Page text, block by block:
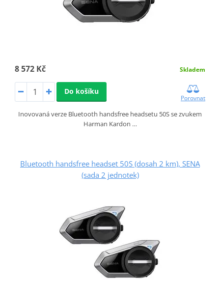
8 572 Kč Skladem
Do košíku
Porovnat
Inovovaná verze Bluetooth handsfree headsetu 50S se zvukem
Harman Kardon …
Bluetooth handsfree headset 50S (dosah 2 km), SENA
(sada 2 jednotek)